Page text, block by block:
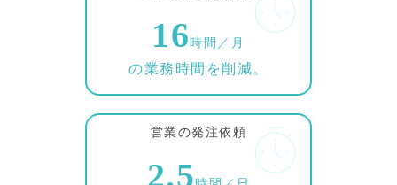
16時間／月
の業務時間を削減。
営業の発注依頼
2.5